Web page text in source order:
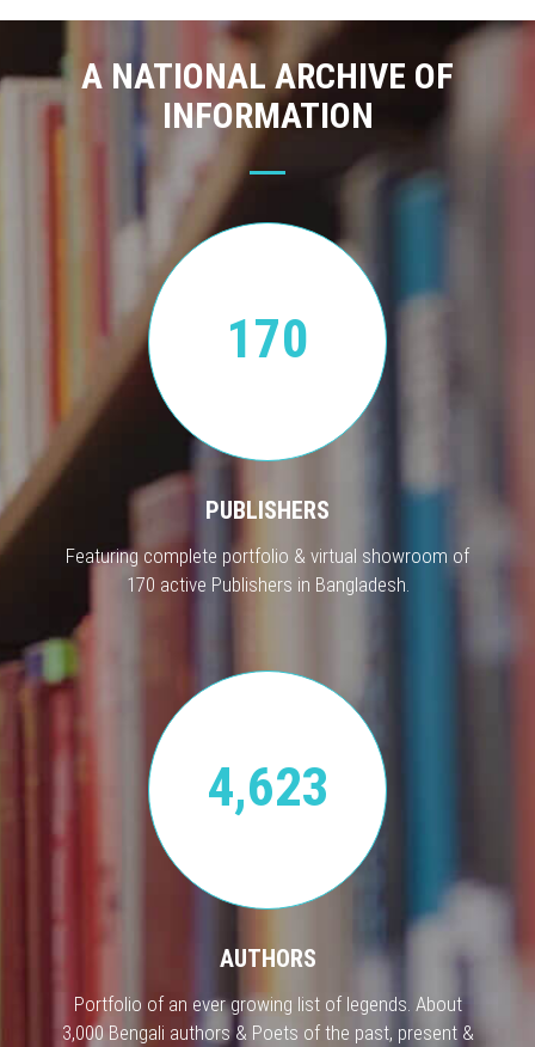
A NATIONAL ARCHIVE OF
INFORMATION
170
PUBLISHERS
Featuring complete portfolio & virtual showroom of
170 active Publishers in Bangladesh.
4,623
AUTHORS
Portfolio of an ever growing list of legends. About
3,000 Bengali authors & Poets of the past, present &